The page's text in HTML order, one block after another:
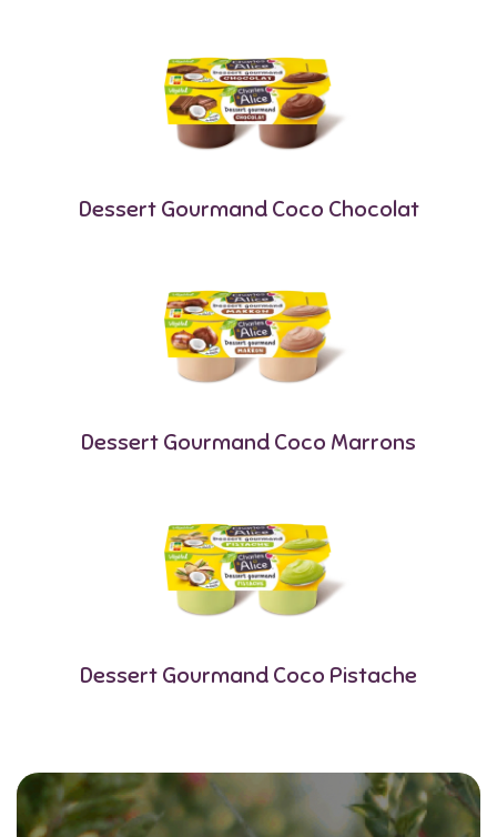
Dessert Gourmand Coco Chocolat
Dessert Gourmand Coco Marrons
Dessert Gourmand Coco Pistache